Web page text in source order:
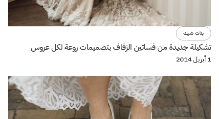
بنات شيك
تشكيلة جديدة من فساتين الزفاف بتصميمات روعة لكل عروس
1 أبريل 2014